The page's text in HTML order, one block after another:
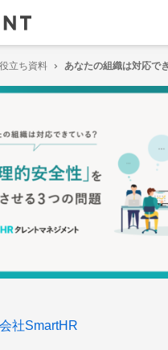
立ち資料 あなたの組織は対応で
社SmartHR